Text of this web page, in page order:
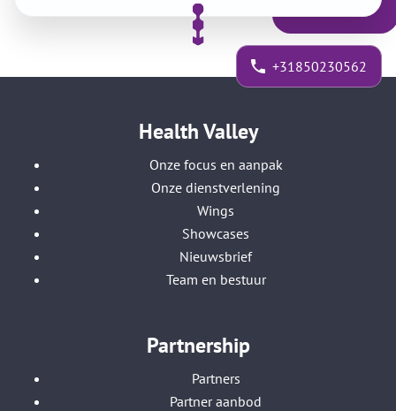
+31850230562
Health Valley
Onze focus en aanpak
Onze dienstverlening
Wings
Showcases
Nieuwsbrief
Team en bestuur
Partnership
Partners
Partner aanbod